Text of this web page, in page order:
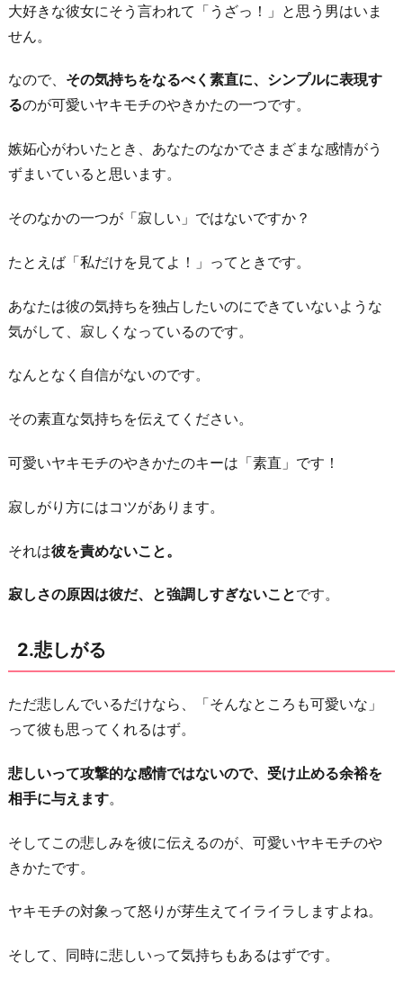
に
な
る
5.
分
の
を
主
す
る
わ
り
大好きな彼女にそう言われて「うざっ！」と思う男はいま
せん。
なので、 その気持ちをなるべく素直に、シンプルに表現す
るのが可愛いヤキモチのやきかたの一つです。
嫉妬心がわいたとき、あなたのなかでさまざまな感情がう
ずまいていると思います。
そのなかの一つが「寂しい」ではないですか？
たとえば「私だけを見てよ！」ってときです。
あなたは彼の気持ちを独占したいのにできていないような
気がして、寂しくなっているのです。
なんとなく自信がないのです。
その素直な気持ちを伝えてください。
可愛いヤキモチのやきかたのキーは「素直」です！
寂しがり方にはコツがあります。
それは彼を責めないこと。
寂しさの原因は彼だ、と強調しすぎないことです。
2.悲しがる
ただ悲しんでいるだけなら、「そんなところも可愛いな」
って彼も思ってくれるはず。
悲しいって攻撃的な感情ではないので、受け止める余裕を
相手に与えます。
そしてこの悲しみを彼に伝えるのが、可愛いヤキモチのや
きかたです。
ヤキモチの対象って怒りが芽生えてイライラしますよね。
そして、同時に悲しいって気持ちもあるはずです。